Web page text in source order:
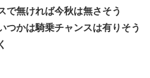
で無ければ今秋は無さそう
つかは騎乗チャンスは有りそう